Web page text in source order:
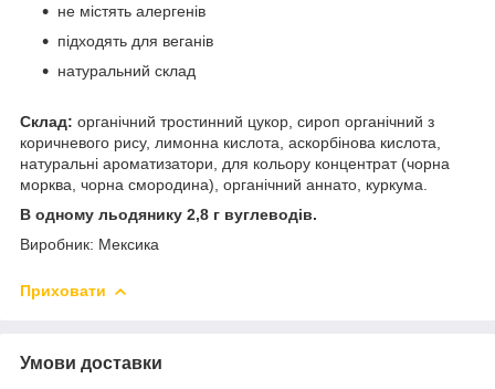
не містять алергенів
підходять для веганів
натуральний склад
Склад: органічний тростинний цукор, сироп органічний з
коричневого рису, лимонна кислота, аскорбінова кислота,
натуральні ароматизатори, для кольору концентрат (чорна
морква, чорна смородина), органічний аннато, куркума.
В одному льодянику 2,8 г вуглеводів.
Виробник: Мексика
Приховати
Умови доставки